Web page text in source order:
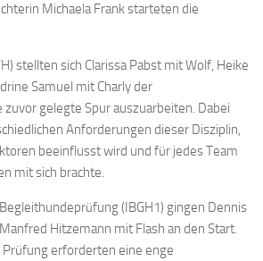
Michaela Frank starteten die
stellten sich Clarissa Pabst mit Wolf, Heike
Samuel mit Charly der
gelegte Spur auszuarbeiten. Dabei
Anforderungen dieser Disziplin,
beeinflusst wird und für jedes Team
mit sich brachte.
(IBGH1) gingen Dennis
Hitzemann mit Flash an den Start.
Prüfung erforderten eine enge